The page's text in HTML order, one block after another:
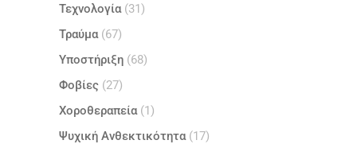
Τεχνολογία(31)
Τραύμα(67)
Υποστήριξη (68)
Φοβίες (27)
Χοροθεραπεία(1)
Ψυχική Ανθεκτικότητα(17)